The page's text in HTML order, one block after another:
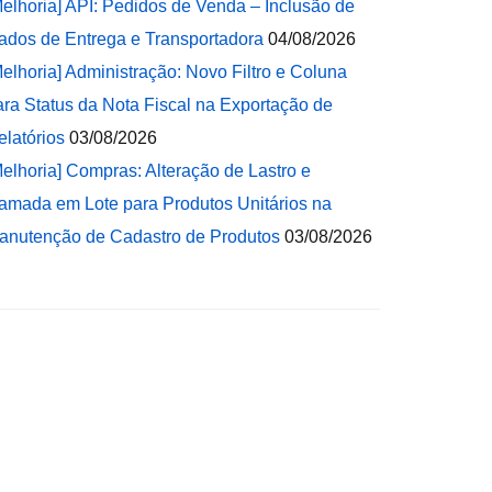
API: Pedidos de Venda – Inclusão de
de Entrega e Transportadora 04/08/2026
Administração: Novo Filtro e Coluna
Status da Nota Fiscal na Exportação de
03/08/2026
Compras: Alteração de Lastro e
em Lote para Produtos Unitários na
de Cadastro de Produtos 03/08/2026